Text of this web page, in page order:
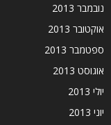
נובמבר 2013
אוקטובר 2013
ספטמבר 2013
אוגוסט 2013
יולי 2013
יוני 2013